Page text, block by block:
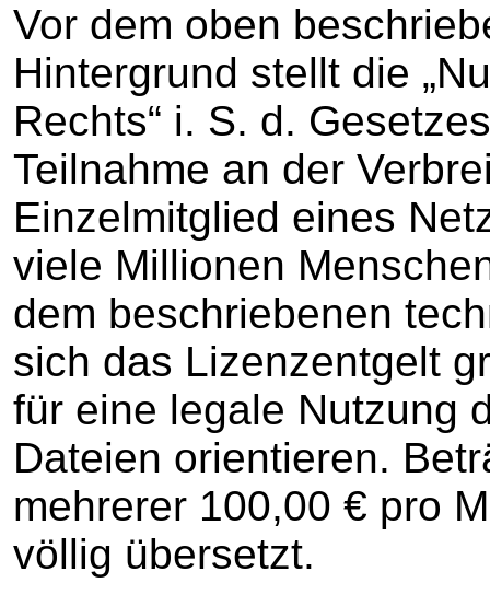
Vor dem oben
Hintergrund stellt die
Rechts“ i. S. d.
Teilnahme an der
Einzelmitglied eines
viele Millionen
dem beschriebenen
sich das Lizenzentgelt
für eine legale Nutzung
Dateien orientieren.
mehrerer 100,00 € pro
völlig übersetzt.